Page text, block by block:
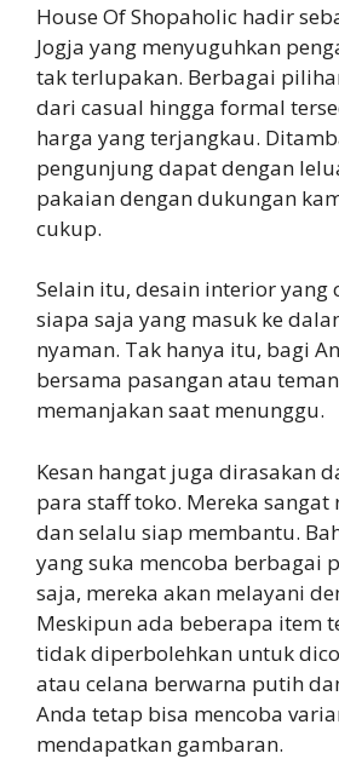
House Of Shopaholic hadir
Jogja yang menyuguhkan
tak terlupakan. Berbagai
dari casual hingga formal
harga yang terjangkau.
pengunjung dapat dengan
pakaian dengan dukungan
cukup.
Selain itu, desain interior yang
siapa saja yang masuk ke
nyaman. Tak hanya itu, bagi
bersama pasangan atau
memanjakan saat menunggu.
Kesan hangat juga dirasakan
para staff toko. Mereka
dan selalu siap membantu.
yang suka mencoba berbagai
saja, mereka akan melayani
Meskipun ada beberapa item
tidak diperbolehkan untuk
atau celana berwarna putih
Anda tetap bisa mencoba
mendapatkan gambaran.